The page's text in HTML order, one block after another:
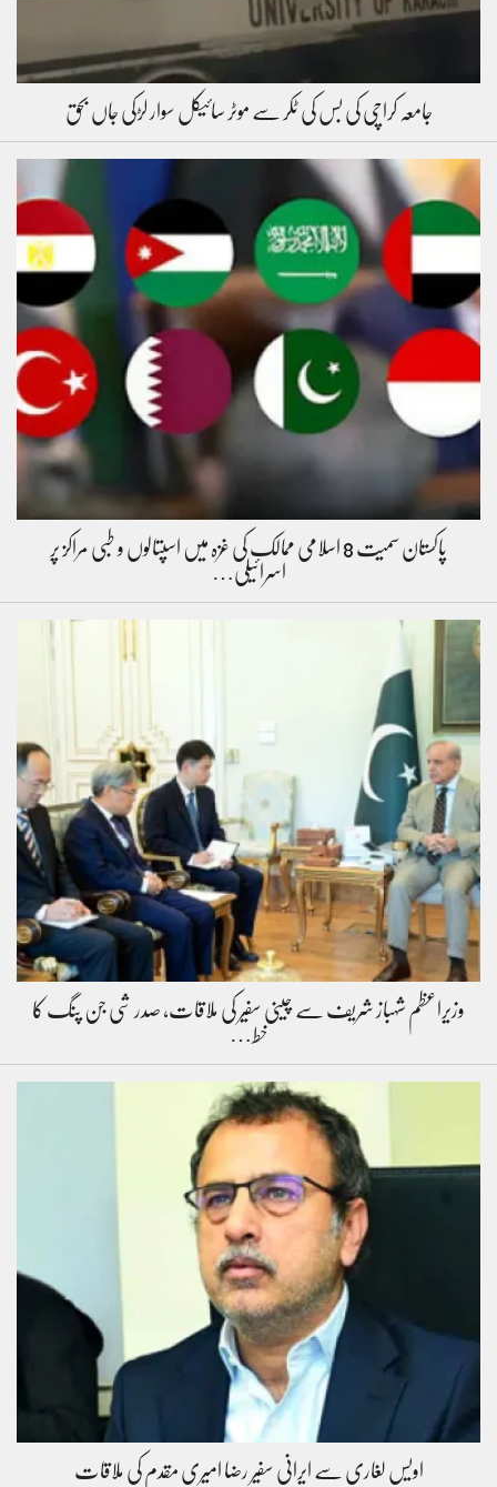
جامعہ کراچی کی بس کی ٹکر سے موٹر سائیکل سوار لڑکی جاں بحق
پاکستان سمیت 8 اسلامی ممالک کی غزہ میں اسپتالوں و طبی مراکز پر
اسرائیلی…
وزیراعظم شہباز شریف سے چینی سفیر کی ملاقات، صدر شی جن پنگ کا
خط…
اویس لغاری سے ایرانی سفیر رضا امیری مقدم کی ملاقات